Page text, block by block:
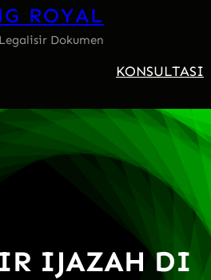
ROYAL
Dokumen
KONSULTASI
IJAZAH DI